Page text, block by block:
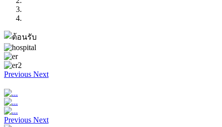
Previous Next
Previous Next